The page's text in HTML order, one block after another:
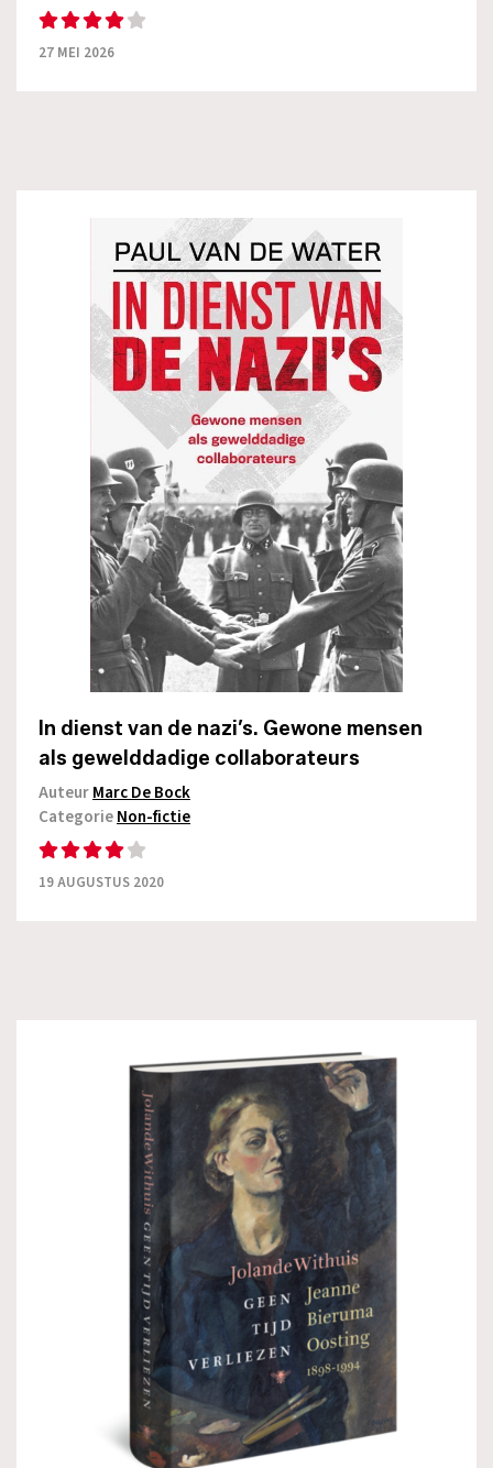
27 MEI 2026
In dienst van de nazi’s. Gewone mensen
als gewelddadige collaborateurs
AuteurMarc De Bock
CategorieNon-fictie
19 AUGUSTUS 2020